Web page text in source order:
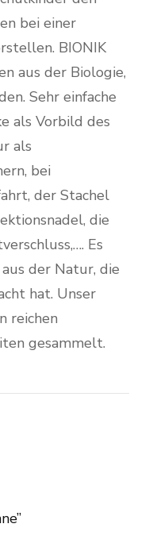
bei einer
BIONIK
aus der Biologie,
Sehr einfache
als Vorbild des
als
bei
der Stachel
die
Es
der Natur, die
hat. Unser
reichen
gesammelt.